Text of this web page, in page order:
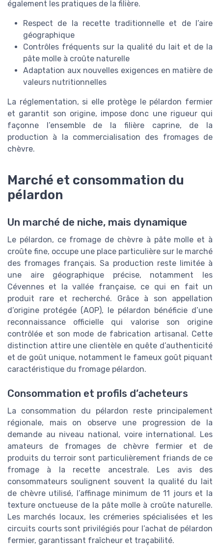
également les pratiques de la filière.
Respect de la recette traditionnelle et de l’aire
géographique
Contrôles fréquents sur la qualité du lait et de la
pâte molle à croûte naturelle
Adaptation aux nouvelles exigences en matière de
valeurs nutritionnelles
La réglementation, si elle protège le pélardon fermier
et garantit son origine, impose donc une rigueur qui
façonne l’ensemble de la filière caprine, de la
production à la commercialisation des fromages de
chèvre.
Marché et consommation du
pélardon
Un marché de niche, mais dynamique
Le pélardon, ce fromage de chèvre à pâte molle et à
croûte fine, occupe une place particulière sur le marché
des fromages français. Sa production reste limitée à
une aire géographique précise, notamment les
Cévennes et la vallée française, ce qui en fait un
produit rare et recherché. Grâce à son appellation
d’origine protégée (AOP), le pélardon bénéficie d’une
reconnaissance officielle qui valorise son origine
contrôlée et son mode de fabrication artisanal. Cette
distinction attire une clientèle en quête d’authenticité
et de goût unique, notamment le fameux goût piquant
caractéristique du fromage pélardon.
Consommation et profils d’acheteurs
La consommation du pélardon reste principalement
régionale, mais on observe une progression de la
demande au niveau national, voire international. Les
amateurs de fromages de chèvre fermier et de
produits du terroir sont particulièrement friands de ce
fromage à la recette ancestrale. Les avis des
consommateurs soulignent souvent la qualité du lait
de chèvre utilisé, l’affinage minimum de 11 jours et la
texture onctueuse de la pâte molle à croûte naturelle.
Les marchés locaux, les crémeries spécialisées et les
circuits courts sont privilégiés pour l’achat de pélardon
fermier, garantissant fraîcheur et traçabilité.